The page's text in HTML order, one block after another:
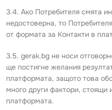
3.4. Ако Потребителя смята
недостоверна, то
от формата за Контакти в
3.5. gerak.bg не носи
ще постигне желания
платформата, защото това
много други фактори, стоящи
платформата.